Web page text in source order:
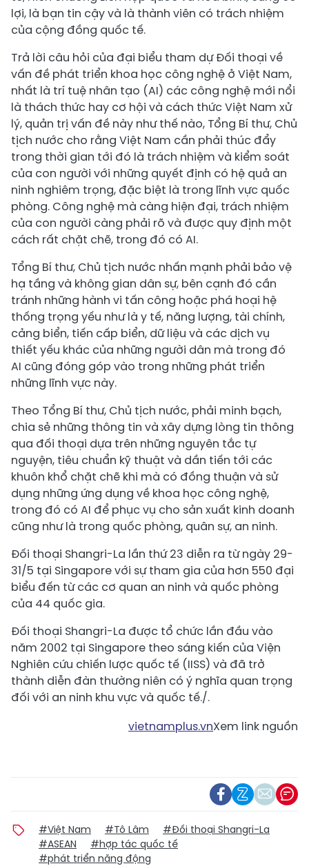
lợi, là bạn tin cậy và là thành viên có trách nhiệm
của cộng đồng quốc tế.
Trả lời câu hỏi của đại biểu tham dự Đối thoại về
vấn đề phát triển khoa học công nghệ ở Việt Nam,
nhất là trí tuệ nhân tạo (AI) các công nghệ mới nổi
là thách thức hay cơ hội và cách thức Việt Nam xử
lý, quản trị vấn đề này như thế nào, Tổng Bí thư, Chủ
tịch nước cho rằng Việt Nam cần phải thúc đẩy
trong thời gian tới đó là trách nhiệm và kiểm soát
của con người với những quyết định có hệ quả an
ninh nghiêm trọng, đặc biệt là trong lĩnh vực quốc
phòng. Công nghệ mà càng hiện đại, trách nhiệm
của con người càng phải rõ và được quy định một
cách rất chặt chẽ, trong đó có AI.
Tổng Bí thư, Chủ tịch nước nhấn mạnh phải bảo vệ
hạ tầng và không gian dân sự, bên cạnh đó cần
tránh những hành vi tấn công hoặc phá hoại hệ
thống trọng yếu như là y tế, năng lượng, tài chính,
cảng biển, tiến cấp biển, dữ liệu và các dịch vụ
thiết yếu khác của những người dân mà trong đó
AI cũng đóng góp vào trong những phát triển
những lĩnh vực này.
Theo Tổng Bí thư, Chủ tịch nước, phải minh bạch,
chia sẻ những thông tin và xây dựng lòng tin thông
qua đối thoại dựa trên những nguyên tắc tự
nguyện, tiêu chuẩn kỹ thuật và dần tiến tới các
khuôn khổ chặt chẽ khi mà có đồng thuận và sử
dụng những ứng dụng về khoa học công nghệ,
trong đó có AI để phục vụ cho sản xuất kinh doanh
cũng như là trong quốc phòng, quân sự, an ninh.
Đối thoại Shangri-La lần thứ 23 diễn ra từ ngày 29-
31/5 tại Singapore với sự tham gia của hơn 550 đại
biểu đến từ các cơ quan an ninh và quốc phòng
của 44 quốc gia.
Đối thoại Shangri-La được tổ chức lần đầu vào
năm 2002 tại Singapore theo sáng kiến của Viện
Nghiên cứu chiến lược quốc tế (IISS) và đã trở
thành diễn đàn thường niên có ý nghĩa quan trọng
đối với an ninh khu vực và quốc tế./.
vietnamplus.vnXem link nguồn
#Việt Nam #Tô Lâm
#Đối thoại Shangri-La
#ASEAN
#hợp tác quốc tế
#phát triển năng động